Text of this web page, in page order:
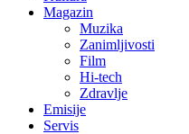
Magazin
Muzika
Zanimljivosti
Film
Hi-tech
Zdravlje
Emisije
Servis